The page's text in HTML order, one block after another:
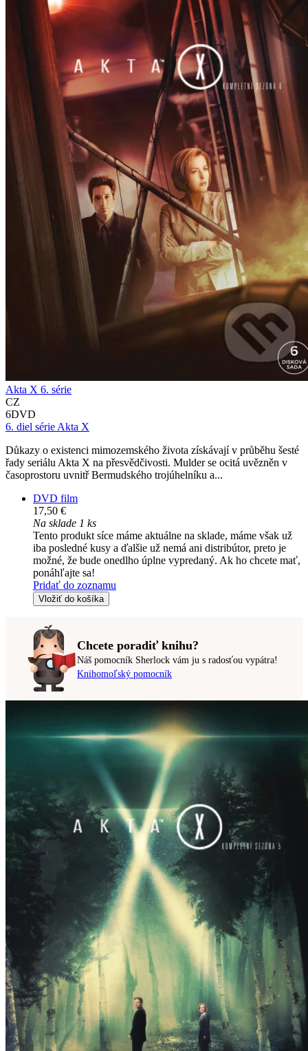
Akta X 6. série
CZ
6DVD
6. diel série Akta X
Důkazy o existenci mimozemského života získávají v průběhu šesté
řady seriálu Akta X na přesvědčivosti. Mulder se ocitá uvězněn v
časoprostoru uvnitř Bermudského trojúhelníku a...
DVD film
17,50 €
Na sklade 1 ks
Tento produkt síce máme aktuálne na sklade, máme však už
iba posledné kusy a ďalšie už nemá ani distribútor, preto je
možné, že bude onedlho úplne vypredaný. Ak ho chcete mať,
ponáhľajte sa!
Pridať do zoznamu
Vložiť do košíka
Chcete poradiť knihu?
Náš pomocník Sherlock vám ju s radosťou vypátra!
Knihomoľský pomocník